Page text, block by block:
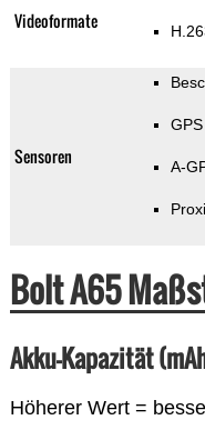
Videoformate
Sensoren
GPS
A-
Bolt A65
Akku-Kapazität
Höherer Wert =